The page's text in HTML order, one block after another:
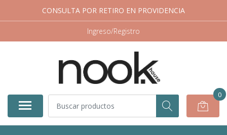
CONSULTA POR RETIRO EN PROVIDENCIA
Ingreso/Registro
0